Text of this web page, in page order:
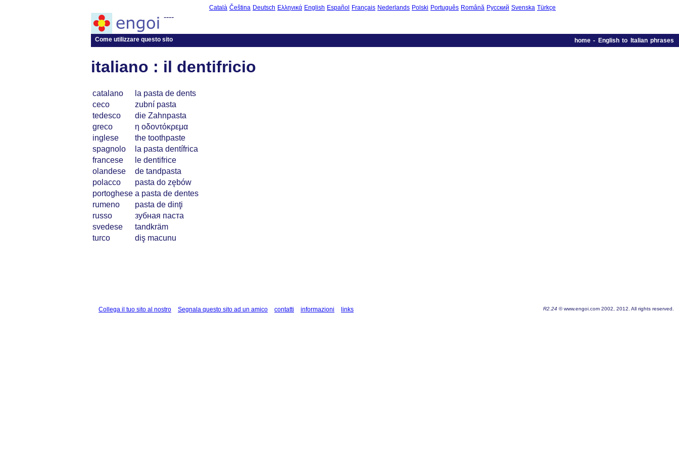
Català Čeština Deutsch Ελληνικά English Español Français Nederlands Polski Português Română Русский Svenska Türkçe
----
Come utilizzare questo sito home- English to Italian phrases
italiano : il dentifricio
catalano
la pasta de dents
ceco
zubní pasta
tedesco
die Zahnpasta
greco
η οδοντόκρεμα
inglese
the toothpaste
spagnolo
la pasta dentífrica
francese
le dentifrice
olandese
de tandpasta
polacco
pasta do zębów
portoghese a pasta de dentes
rumeno
pasta de dinţi
russo
зубная паста
svedese
tandkräm
turco
diş macunu
Collega il tuo sito al nostro Segnala questo sito ad un amico contatti informazioni links R2.24 © www.engoi.com 2002, 2012. All rights reserved.